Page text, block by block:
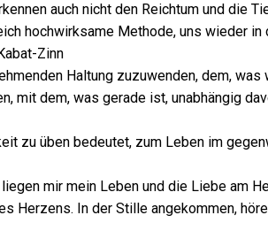
auch nicht den Reichtum und die
hochwirksame Methode, uns wieder
Zinn
Haltung zuzuwenden, dem, was
mit dem, was gerade ist, unabhängig
zu üben bedeutet, zum Leben im
mir mein Leben und die Liebe am
Herzens. In der Stille angekommen,